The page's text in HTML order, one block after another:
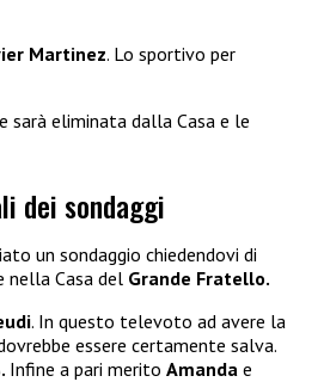
Martinez. Lo sportivo per
sarà eliminata dalla Casa e le
dei sondaggi
un sondaggio chiedendovi di
nella Casa del Grande Fratello.
. In questo televoto ad avere la
essere certamente salva.
Infine a pari merito Amanda e